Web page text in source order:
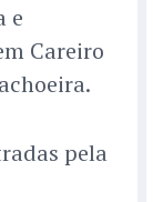
e
Careiro
pela